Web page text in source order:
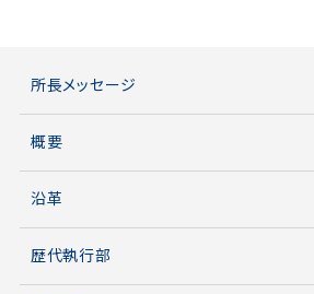
所長メッセージ
概要
沿革
歴代執行部